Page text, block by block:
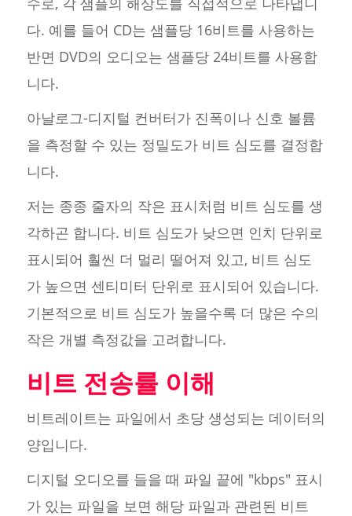
다. 예를 들어 CD는 샘플당 16비트를 사용하는
반면 DVD의 오디오는 샘플당 24비트를 사용합
니다.
아날로그-디지털 컨버터가 진폭이나 신호 볼륨
을 측정할 수 있는 정밀도가 비트 심도를 결정합
니다.
저는 종종 줄자의 작은 표시처럼 비트 심도를 생
각하곤 합니다. 비트 심도가 낮으면 인치 단위로
표시되어 훨씬 더 멀리 떨어져 있고, 비트 심도
가 높으면 센티미터 단위로 표시되어 있습니다.
기본적으로 비트 심도가 높을수록 더 많은 수의
작은 개별 측정값을 고려합니다.
비트 전송률 이해
비트레이트는 파일에서 초당 생성되는 데이터의
양입니다.
디지털 오디오를 들을 때 파일 끝에 "kbps" 표시
가 있는 파일을 보면 해당 파일과 관련된 비트